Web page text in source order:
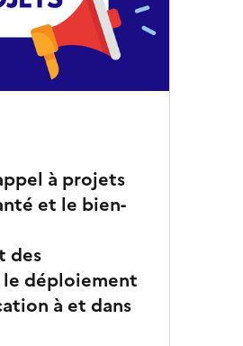
à projets
et le bien-
des
le déploiement
à et dans